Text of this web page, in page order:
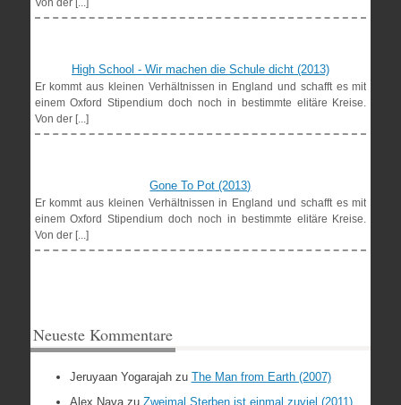
Von der [...]
High School - Wir machen die Schule dicht (2013)
Er kommt aus kleinen Verhältnissen in England und schafft es mit
einem Oxford Stipendium doch noch in bestimmte elitäre Kreise.
Von der [...]
Gone To Pot (2013)
Er kommt aus kleinen Verhältnissen in England und schafft es mit
einem Oxford Stipendium doch noch in bestimmte elitäre Kreise.
Von der [...]
Neueste Kommentare
Jeruyaan Yogarajahzu The Man from Earth (2007)
Alex Navazu Zweimal Sterben ist einmal zuviel (2011)